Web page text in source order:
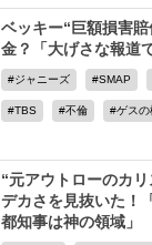
ベッキー“巨額損害
金？「大げさな報道
ジャニーズ SMAP
TBS 不倫 ゲスの
“元アウトローのカ
デカさを見抜いた！
都知事は神の領域」